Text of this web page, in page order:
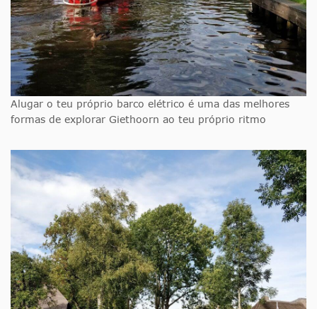
Alugar o teu próprio barco elétrico é uma das melhores
formas de explorar Giethoorn ao teu próprio ritmo